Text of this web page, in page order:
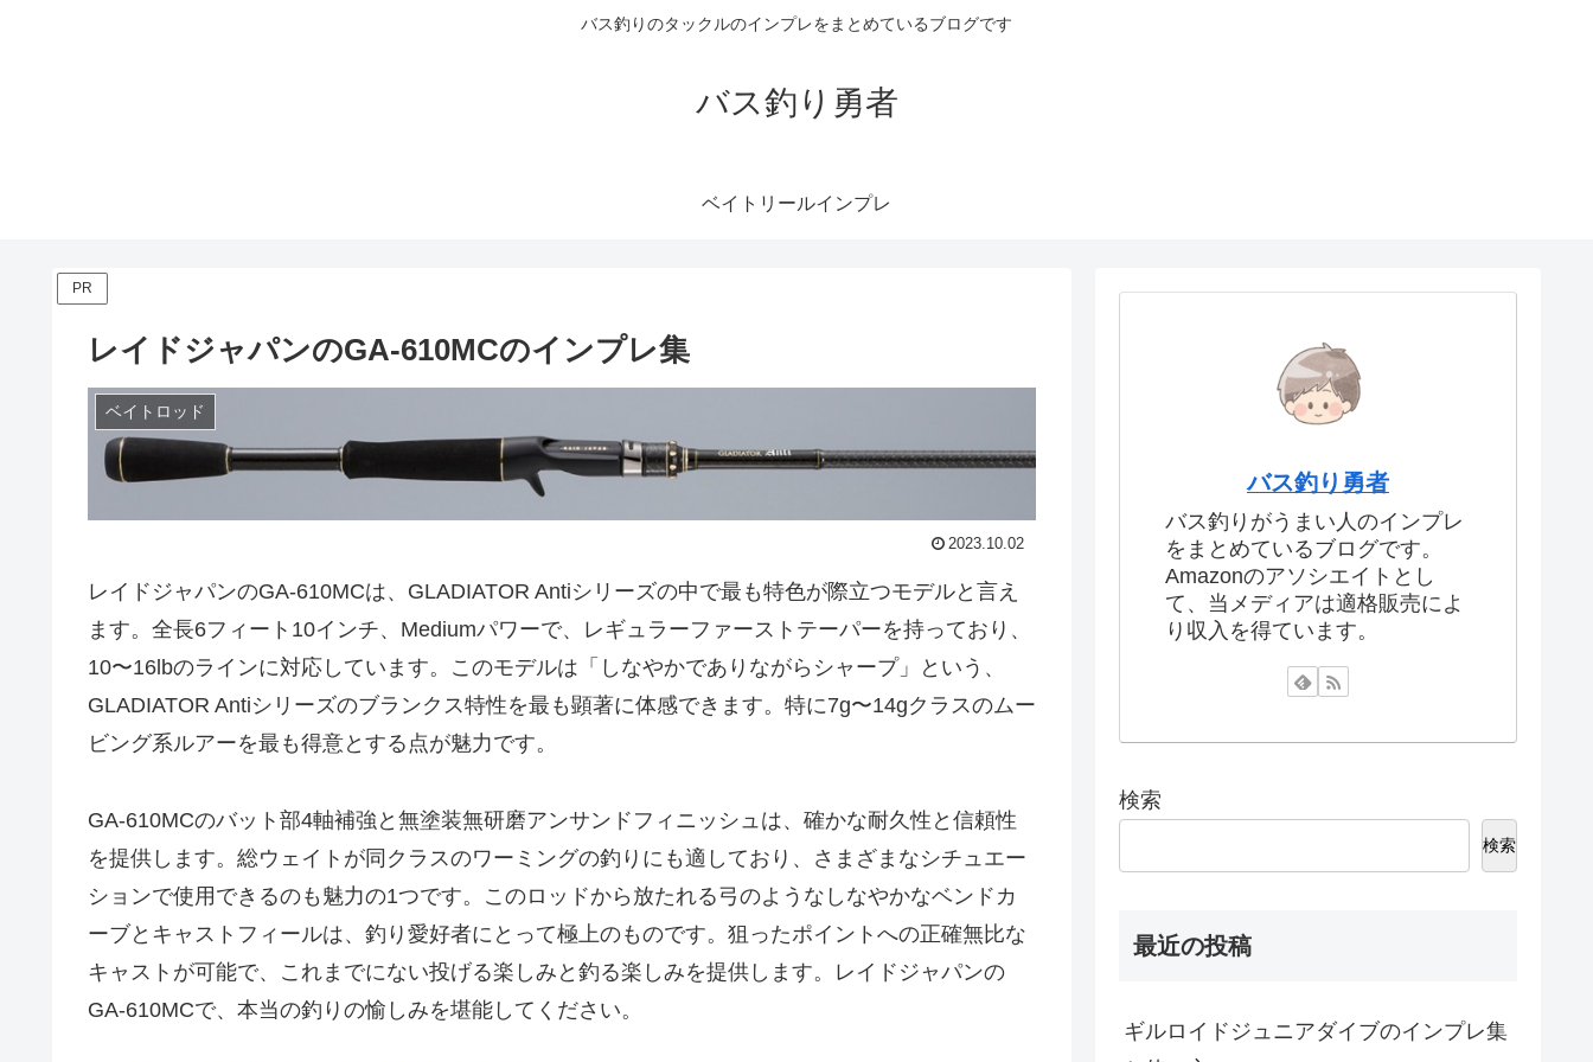
バス釣りのタックルのインプレをまとめているブログです
バス釣り勇者
ベイトリールインプレ
PR
レイドジャパンのGA-610MCのインプレ集
ベイトロッド
2023.10.02
レイドジャパンのGA-610MCは、GLADIATOR Antiシリーズの中で最も特色が際立つモデルと言え
ます。全長6フィート10インチ、Mediumパワーで、レギュラーファーストテーパーを持っており、
10〜16lbのラインに対応しています。このモデルは「しなやかでありながらシャープ」という、
GLADIATOR Antiシリーズのブランクス特性を最も顕著に体感できます。特に7g〜14gクラスのムー
ビング系ルアーを最も得意とする点が魅力です。
GA-610MCのバット部4軸補強と無塗装無研磨アンサンドフィニッシュは、確かな耐久性と信頼性
を提供します。総ウェイトが同クラスのワーミングの釣りにも適しており、さまざまなシチュエー
ションで使用できるのも魅力の1つです。このロッドから放たれる弓のようなしなやかなベンドカ
ーブとキャストフィールは、釣り愛好者にとって極上のものです。狙ったポイントへの正確無比な
キャストが可能で、これまでにない投げる楽しみと釣る楽しみを提供します。レイドジャパンの
GA-610MCで、本当の釣りの愉しみを堪能してください。
バス釣り勇者
バス釣りがうまい人のインプレ
をまとめているブログです。
Amazonのアソシエイトとし
て、当メディアは適格販売によ
り収入を得ています。
検索
検索
最近の投稿
ギルロイドジュニアダイブのインプレ集